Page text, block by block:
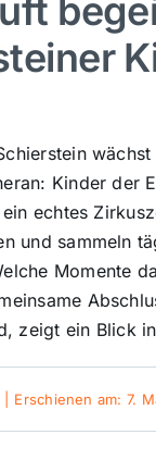
Kinder der
echtes
und sammeln
Momente
zeigt ein Blick
Erschienen am: 7.